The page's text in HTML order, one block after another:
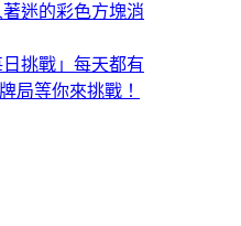
著迷的彩色方塊消
日挑戰」每天都有
局等你來挑戰！